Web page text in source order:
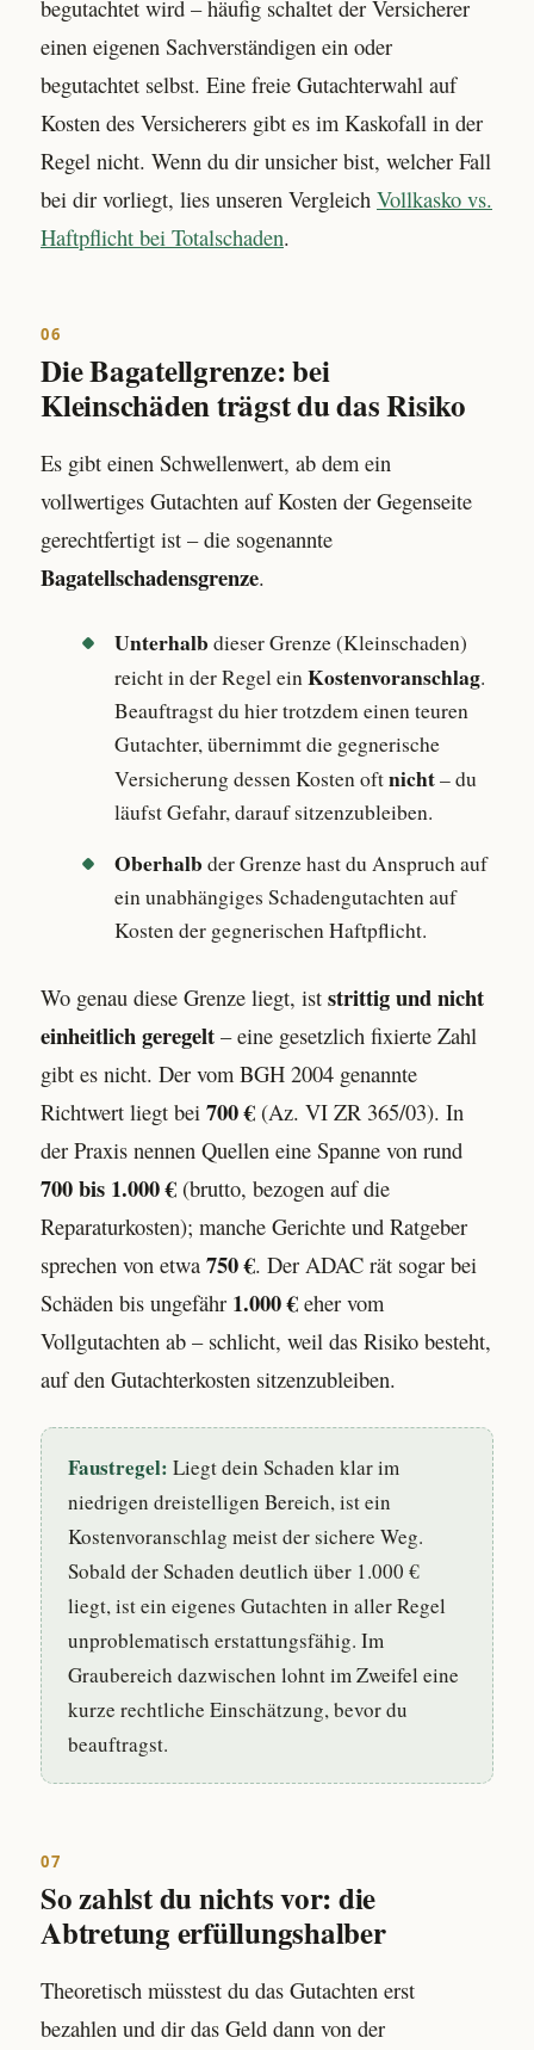
begutachtet wird – häufig schaltet der Versicherer
einen eigenen Sachverständigen ein oder
begutachtet selbst. Eine freie Gutachterwahl auf
Kosten des Versicherers gibt es im Kaskofall in der
Regel nicht. Wenn du dir unsicher bist, welcher Fall
bei dir vorliegt, lies unseren Vergleich Vollkasko vs.
Haftpflicht bei Totalschaden.
06
Die Bagatellgrenze: bei
Kleinschäden trägst du das Risiko
Es gibt einen Schwellenwert, ab dem ein
vollwertiges Gutachten auf Kosten der Gegenseite
gerechtfertigt ist – die sogenannte
Bagatellschadensgrenze.
Unterhalb dieser Grenze (Kleinschaden)
reicht in der Regel einKostenvoranschlag.
Beauftragst du hier trotzdem einen teuren
Gutachter, übernimmt die gegnerische
Versicherung dessen Kosten oftnicht– du
läufst Gefahr, darauf sitzenzubleiben.
Oberhalb der Grenze hast du Anspruch auf
ein unabhängiges Schadengutachten auf
Kosten der gegnerischen Haftpflicht.
Wo genau diese Grenze liegt, ist strittig und nicht
einheitlich geregelt – eine gesetzlich fixierte Zahl
gibt es nicht. Der vom BGH 2004 genannte
Richtwert liegt bei 700 € (Az. VI ZR 365/03). In
der Praxis nennen Quellen eine Spanne von rund
700 bis 1.000 € (brutto, bezogen auf die
Reparaturkosten); manche Gerichte und Ratgeber
sprechen von etwa 750 €. Der ADAC rät sogar bei
Schäden bis ungefähr 1.000 € eher vom
Vollgutachten ab – schlicht, weil das Risiko besteht,
auf den Gutachterkosten sitzenzubleiben.
Faustregel: Liegt dein Schaden klar im
niedrigen dreistelligen Bereich, ist ein
Kostenvoranschlag meist der sichere Weg.
Sobald der Schaden deutlich über 1.000 €
liegt, ist ein eigenes Gutachten in aller Regel
unproblematisch erstattungsfähig. Im
Graubereich dazwischen lohnt im Zweifel eine
kurze rechtliche Einschätzung, bevor du
beauftragst.
07
So zahlst du nichts vor: die
Abtretung erfüllungshalber
Theoretisch müsstest du das Gutachten erst
bezahlen und dir das Geld dann von der